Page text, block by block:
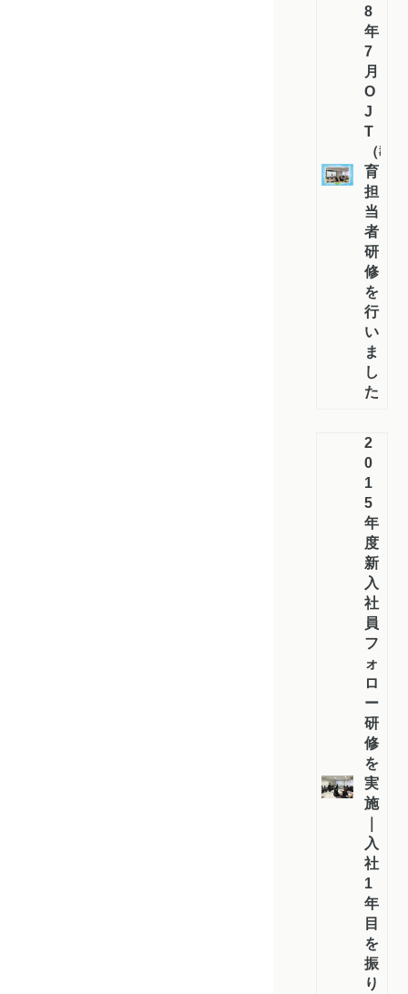
8
年
7
月
O
J
T
（教
育
担
当
者）
研
修
を
行
い
ま
し
た
2
0
1
5
年
度
新
入
社
員
フ
ォ
ロ
ー
研
修
を
実
施
入
社
1
年
目
を
振
り